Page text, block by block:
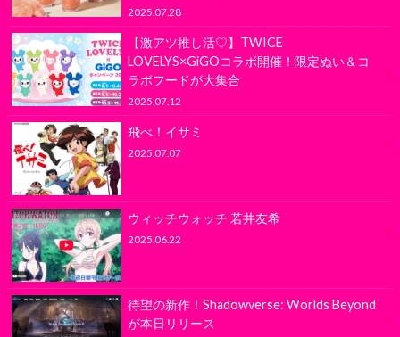
2025.07.28
【激アツ推し活♡】TWICE
LOVELYS×GiGOコラボ開催！限定ぬい＆コ
ラボフードが大集合
2025.07.12
飛べ！イサミ
2025.07.07
ウィッチウォッチ 若井友希
2025.06.22
待望の新作！Shadowverse: Worlds Beyond
が本日リリース